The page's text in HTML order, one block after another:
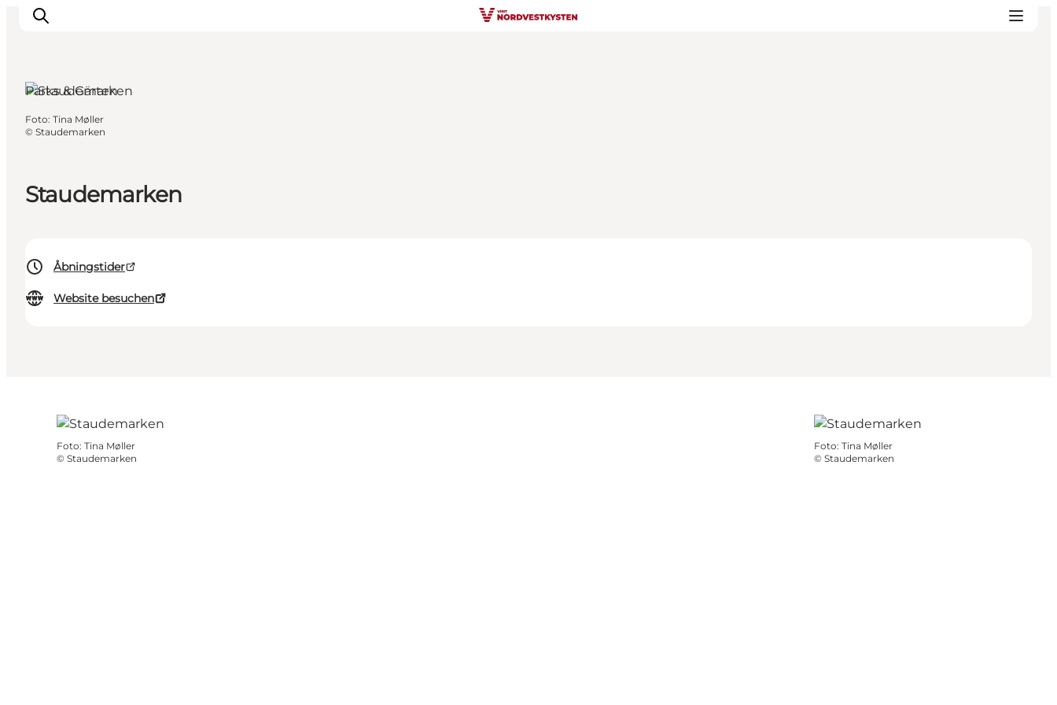
Urlaubsorte
Unterkunft
Staudemarken
Åbningstider
Website besuchen
Parks & Gärten
Foto: Tina Møller
© Staudemarken
Foto: Tina Møller
© Staudemarken
Foto: Tina Møller
© Staudemarken